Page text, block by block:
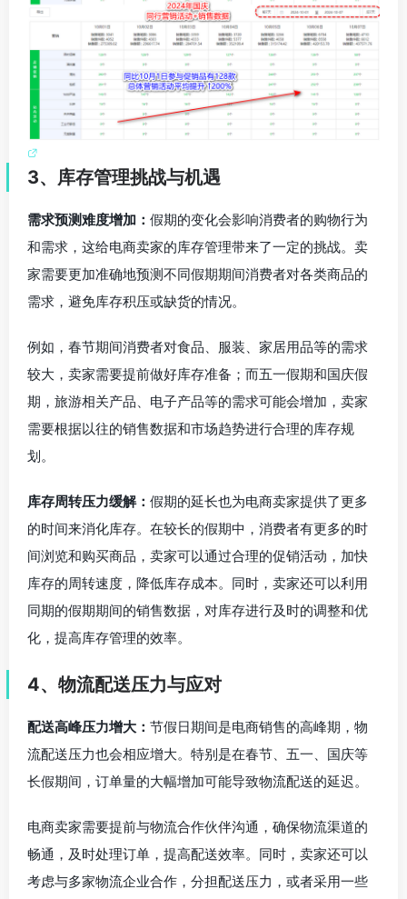
3、库存管理挑战与机遇
需求预测难度增加： 假期的变化会影响消费者的购物行为
和需求，这给电商卖家的库存管理带来了一定的挑战。卖
家需要更加准确地预测不同假期期间消费者对各类商品的
需求，避免库存积压或缺货的情况。
例如，春节期间消费者对食品、服装、家居用品等的需求
较大，卖家需要提前做好库存准备；而五一假期和国庆假
期，旅游相关产品、电子产品等的需求可能会增加，卖家
需要根据以往的销售数据和市场趋势进行合理的库存规
划。
库存周转压力缓解： 假期的延长也为电商卖家提供了更多
的时间来消化库存。在较长的假期中，消费者有更多的时
间浏览和购买商品，卖家可以通过合理的促销活动，加快
库存的周转速度，降低库存成本。同时，卖家还可以利用
同期的假期期间的销售数据，对库存进行及时的调整和优
化，提高库存管理的效率。
4、物流配送压力与应对
配送高峰压力增大： 节假日期间是电商销售的高峰期，物
流配送压力也会相应增大。特别是在春节、五一、国庆等
长假期间，订单量的大幅增加可能导致物流配送的延迟。
电商卖家需要提前与物流合作伙伴沟通，确保物流渠道的
畅通，及时处理订单，提高配送效率。同时，卖家还可以
考虑与多家物流企业合作，分担配送压力，或者采用一些